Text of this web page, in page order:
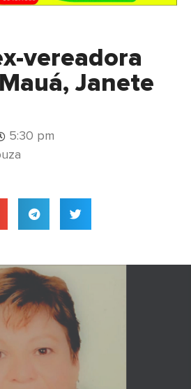
vereadora
Janete
5:30 pm